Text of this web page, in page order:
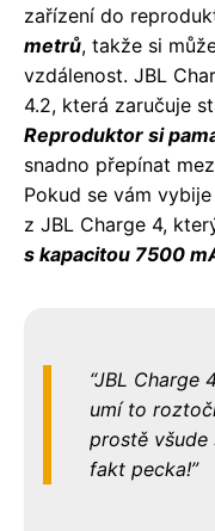
zařízení do
metrů, takže si
vzdálenost. JBL
4.2, která zaručuje
Reproduktor si
snadno přepínat
Pokud se vám
z JBL Charge 4,
s kapacitou 7500
JBL Charge
umí to
prostě všude
fakt pecka!